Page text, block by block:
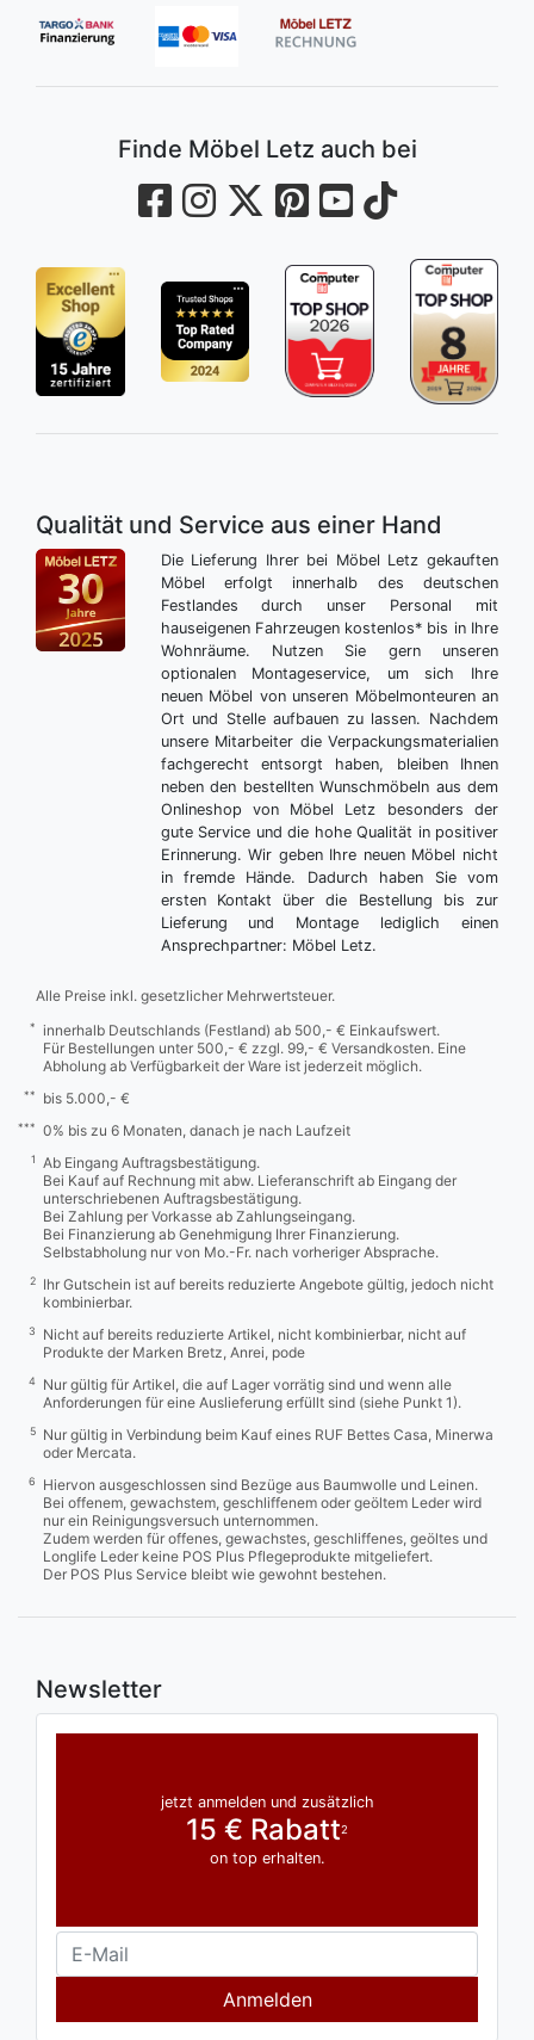
Finde Möbel Letz auch bei
Qualität und Service aus einer Hand
Die Lieferung Ihrer bei Möbel Letz gekauften
Möbel erfolgt innerhalb des deutschen
Festlandes durch unser Personal mit
hauseigenen Fahrzeugen kostenlos* bis in Ihre
Wohnräume. Nutzen Sie gern unseren
optionalen Montageservice, um sich Ihre
neuen Möbel von unseren Möbelmonteuren an
Ort und Stelle aufbauen zu lassen. Nachdem
unsere Mitarbeiter die Verpackungsmaterialien
fachgerecht entsorgt haben, bleiben Ihnen
neben den bestellten Wunschmöbeln aus dem
Onlineshop von Möbel Letz besonders der
gute Service und die hohe Qualität in positiver
Erinnerung. Wir geben Ihre neuen Möbel nicht
in fremde Hände. Dadurch haben Sie vom
ersten Kontakt über die Bestellung bis zur
Lieferung und Montage lediglich einen
Ansprechpartner: Möbel Letz.
Alle Preise inkl. gesetzlicher Mehrwertsteuer.
*
innerhalb Deutschlands (Festland) ab 500,- € Einkaufswert.
Für Bestellungen unter 500,- € zzgl. 99,- € Versandkosten. Eine
Abholung ab Verfügbarkeit der Ware ist jederzeit möglich.
** bis 5.000,- €
*** 0% bis zu 6 Monaten, danach je nach Laufzeit
1
Ab Eingang Auftragsbestätigung.
Bei Kauf auf Rechnung mit abw. Lieferanschrift ab Eingang der
unterschriebenen Auftragsbestätigung.
Bei Zahlung per Vorkasse ab Zahlungseingang.
Bei Finanzierung ab Genehmigung Ihrer Finanzierung.
Selbstabholung nur von Mo.-Fr. nach vorheriger Absprache.
2
Ihr Gutschein ist auf bereits reduzierte Angebote gültig, jedoch nicht
kombinierbar.
3
Nicht auf bereits reduzierte Artikel, nicht kombinierbar, nicht auf
Produkte der Marken Bretz, Anrei, pode
4
Nur gültig für Artikel, die auf Lager vorrätig sind und wenn alle
Anforderungen für eine Auslieferung erfüllt sind (siehe Punkt 1).
5
Nur gültig in Verbindung beim Kauf eines RUF Bettes Casa, Minerwa
oder Mercata.
6
Hiervon ausgeschlossen sind Bezüge aus Baumwolle und Leinen.
Bei offenem, gewachstem, geschliffenem oder geöltem Leder wird
nur ein Reinigungsversuch unternommen.
Zudem werden für offenes, gewachstes, geschliffenes, geöltes und
Longlife Leder keine POS Plus Pflegeprodukte mitgeliefert.
Der POS Plus Service bleibt wie gewohnt bestehen.
Newsletter
jetzt anmelden und zusätzlich
15 € Rabatt2
on top erhalten.
Anmelden